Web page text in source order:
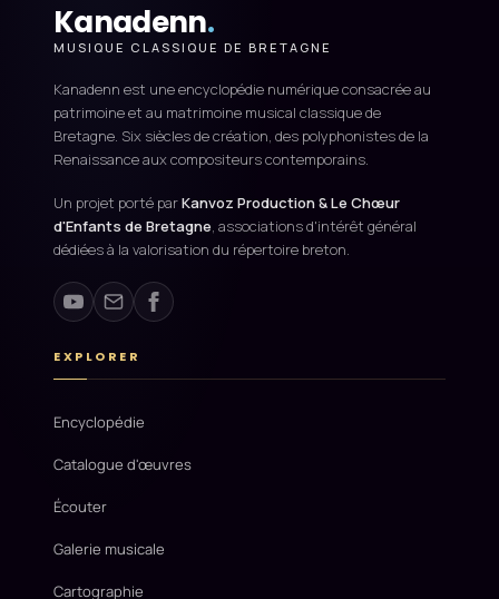
Kanadenn.
MUSIQUE CLASSIQUE DE BRETAGNE
Kanadenn est une encyclopédie numérique consacrée au
patrimoine et au matrimoine musical classique de
Bretagne. Six siècles de création, des polyphonistes de la
Renaissance aux compositeurs contemporains.
Un projet porté parKanvoz Production & Le Chœur
d'Enfants de Bretagne, associations d'intérêt général
dédiées à la valorisation du répertoire breton.
EXPLORER
Encyclopédie
Catalogue d'œuvres
Écouter
Galerie musicale
Cartographie